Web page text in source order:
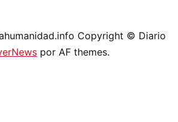
Copyright © Diario
por AF themes.